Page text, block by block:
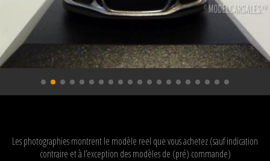
Les photographies montrent le modèle reel que vous achetez (sauf indication
contraire et à l’exception des modèles de (pré) commande)